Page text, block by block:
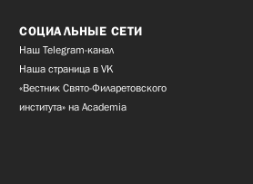
СОЦИАЛЬНЫЕ СЕТИ
Наш Telegram-канал
Наша страница в VK
«Вестник Свято-Филаретовского
института» на Academia